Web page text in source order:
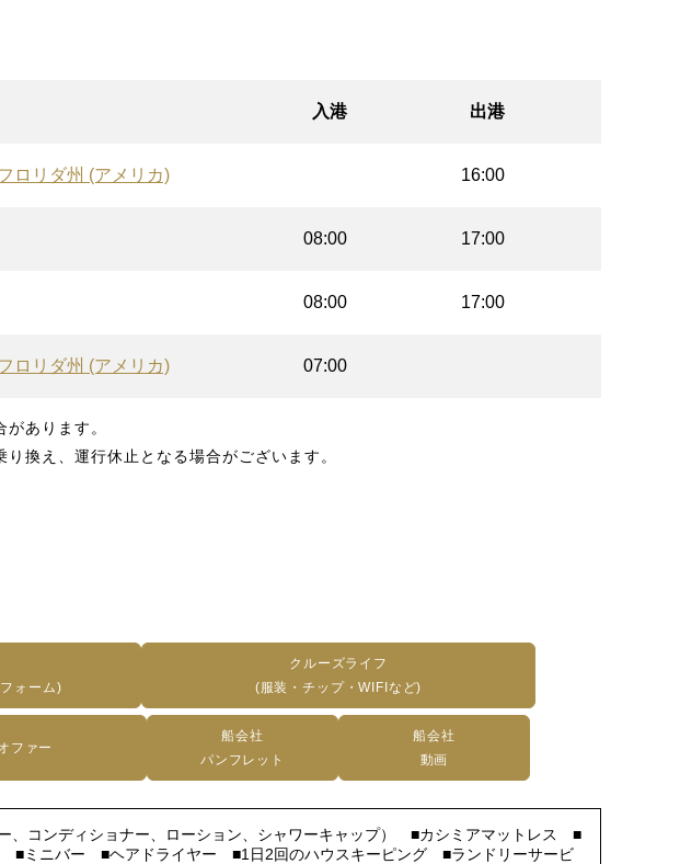
入港 出港
ロリダ州 (アメリカ) 16:00
08:00 17:00
08:00 17:00
ロリダ州 (アメリカ) 07:00
あります。
換え、運行休止となる場合がございます。
ォーム)
クルーズライフ
(服装・チップ・WIFIなど)
ファー
船会社
パンフレット
船会社
動画
、コンディショナー、ローション、シャワーキャップ） ■カシミアマットレス ■
ミニバー ■ヘアドライヤー ■1日2回のハウスキーピング ■ランドリーサービ